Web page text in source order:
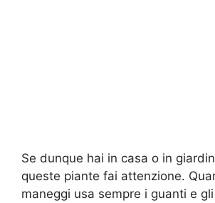
Se dunque hai in casa o in
queste piante fai attenzione.
maneggi usa sempre i guanti e